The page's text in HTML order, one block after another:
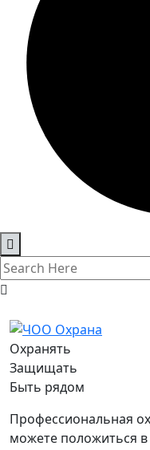
Охранять
Защищать
Быть рядом
Профессиональная
можете положиться